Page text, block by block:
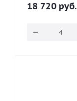
18 720 руб.